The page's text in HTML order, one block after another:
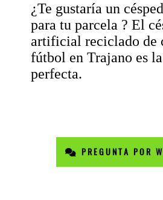
¿Te gustaría un
para tu parcela ? El
artificial reciclado de
fútbol en Trajano es
perfecta.
PREGUNTA POR